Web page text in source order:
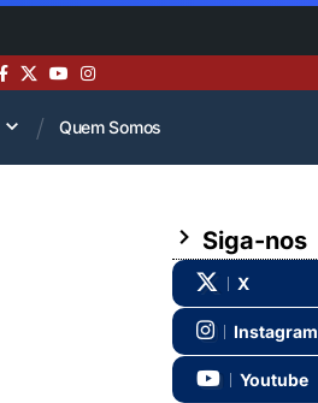
Quem Somos
Siga-nos
X
Instagram
Youtube